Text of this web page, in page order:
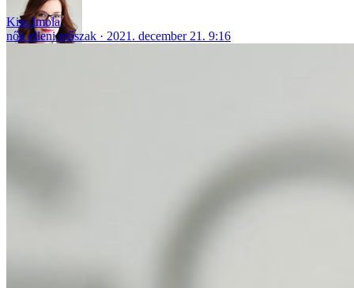
Kiss Imola
nők elleni erőszak
2021. december 21. 9:16